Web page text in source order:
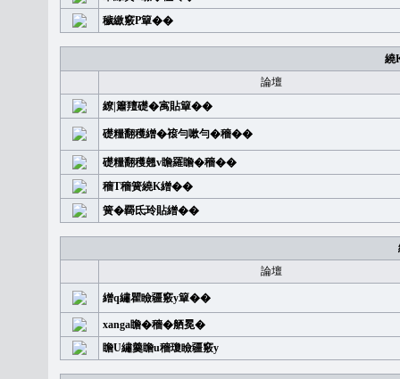
穢繳竅P簞��
繞
論壇
繚|簫羶礎�㝢貼簞��
礎糧翻穫繒�䙛勻嗽勻�穡��
礎糧翻穫翹v瞻羅瞻�穡��
穡T穡簧繞K繒��
簧�覉氐玲貼繒��
論壇
繒q繡瞿瞼疆竅y簞��
xanga瞻�穡�舾冕�
瞻U繡羹瞻u穡瓊瞼疆竅y